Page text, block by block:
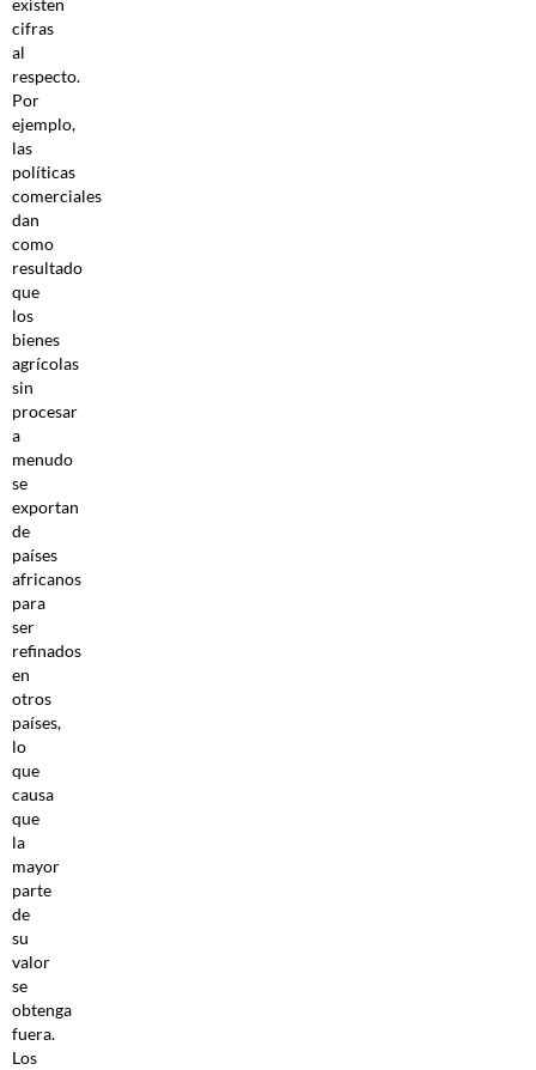
existen
cifras
al
respecto.
Por
ejemplo,
las
políticas
comerciales
dan
como
resultado
que
los
bienes
agrícolas
sin
procesar
a
menudo
se
exportan
de
países
africanos
para
ser
refinados
en
otros
países,
lo
que
causa
que
la
mayor
parte
de
su
valor
se
obtenga
fuera.
Los